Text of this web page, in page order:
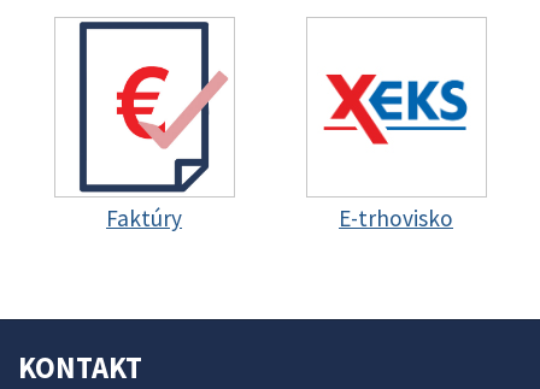
Faktúry E-trhovisko
KONTAKT